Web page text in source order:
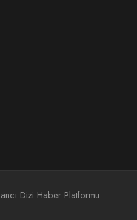
Dizi Haber Platformu